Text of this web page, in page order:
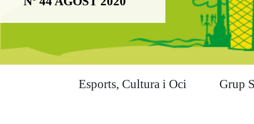
Esports, Cultura i Oci Grup